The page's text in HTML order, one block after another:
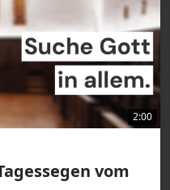
2:00
vom